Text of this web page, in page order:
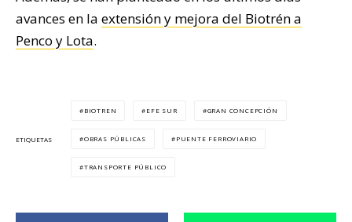
avances en la extensión y mejora del Biotrén a
Penco y Lota.
ETIQUETAS
BIOTREN EFE SUR GRAN CONCEPCIÓN
OBRAS PÚBLICAS PUENTE FERROVIARIO
TRANSPORTE PÚBLICO